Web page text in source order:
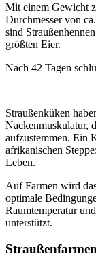
Mit einem Gewicht
Durchmesser von
sind
größten Eier.
Nach 42 Tagen
Straußenküken
Nackenmuskulatur,
aufzustemmen. Ein
afrikanischen
Leben.
Auf Farmen wird
optimale
Raumtemperatur
unterstützt.